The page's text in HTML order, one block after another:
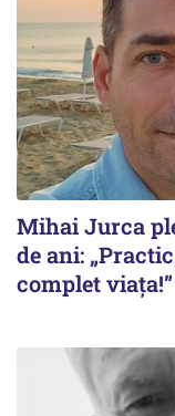
Mihai Jurca
de ani:
complet viața!”